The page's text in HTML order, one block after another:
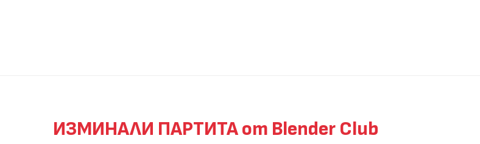
ИЗМИНАЛИ ПАРТИТА от Blender Club